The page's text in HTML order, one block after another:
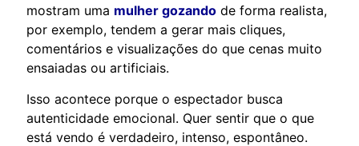
mostram uma mulher gozando de forma realista,
por exemplo, tendem a gerar mais cliques,
comentários e visualizações do que cenas muito
ensaiadas ou artificiais.
Isso acontece porque o espectador busca
autenticidade emocional. Quer sentir que o que
está vendo é verdadeiro, intenso, espontâneo.